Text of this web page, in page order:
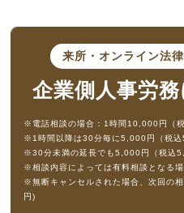
来所・オンライン法
企業側人事労務
※電話相談の場合：1時間10,000円（
※1時間以降は30分毎に5,000円（税込
※30分未満の延長でも5,000円（税込
※相談内容によっては有料相談となる場
※無断キャンセルされた場合、次回の
円)